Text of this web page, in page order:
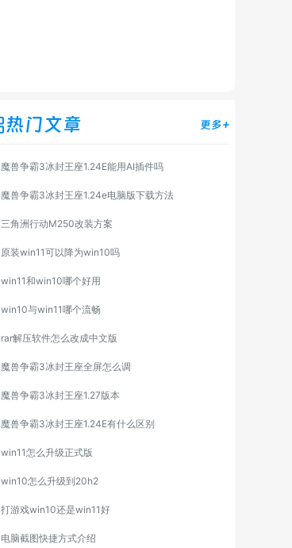
热门文章 更多+
魔兽争霸3冰封王座1.24E能用AI插件吗
魔兽争霸3冰封王座1.24e电脑版下载方法
三角洲行动M250改装方案
原装win11可以降为win10吗
win11和win10哪个好用
win10与win11哪个流畅
rar解压软件怎么改成中文版
魔兽争霸3冰封王座全屏怎么调
魔兽争霸3冰封王座1.27版本
魔兽争霸3冰封王座1.24E有什么区别
win11怎么升级正式版
win10怎么升级到20h2
打游戏win10还是win11好
电脑截图快捷方式介绍